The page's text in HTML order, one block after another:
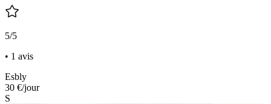
5/5
• 1 avis
Esbly
30 €/jour
S